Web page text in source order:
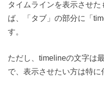
タイムラインを表示させ
ば、「タブ」の部分に「
す。
ただし、timelineの文字は
で、表示させたい方は特に